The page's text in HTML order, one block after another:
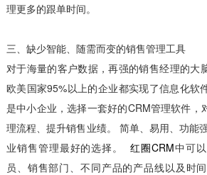
理更多的跟单时间。
三、缺少智能、随需而变的销售管理工具
对于海量的客户数据，再强的销售经理的大
欧美国家95%以上的企业都实现了信息化软
是中小企业，选择一套好的CRM管理软件，
理流程、提升销售业绩。 简单、易用、功能
业销售管理最好的选择。红圈CRM中可
员、销售部门、不同产品的产品线以及时